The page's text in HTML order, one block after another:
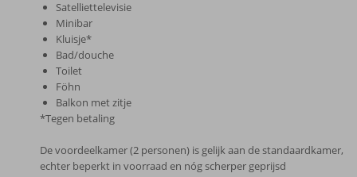
Satelliettelevisie
Minibar
Kluisje*
Bad/douche
Toilet
Föhn
Balkon met zitje
*Tegen betaling
De voordeelkamer (2 personen) is gelijk aan de standaardkamer,
echter beperkt in voorraad en nóg scherper geprijsd